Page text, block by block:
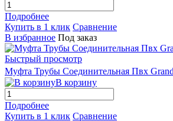
Подробнее
Купить в 1 клик Сравнение
В избранное Под заказ
Быстрый просмотр
Муфта Трубы Соединительная Пвх
В корзину
Подробнее
Купить в 1 клик Сравнение